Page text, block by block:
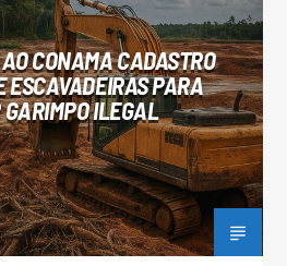
CONAMA CADASTRO
ESCAVADEIRAS PARA
GARIMPO ILEGAL